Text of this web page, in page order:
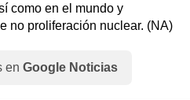
como en el mundo y
no proliferación nuclear. (NA)
en Google Noticias